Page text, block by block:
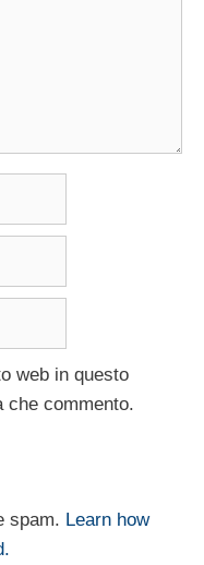
web in questo
che commento.
spam. Learn how